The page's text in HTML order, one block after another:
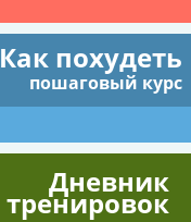
Как похудеть
пошаговый курс
Дневник
тренировок